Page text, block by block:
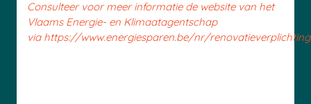
Consulteer voor meer informatie de website van het
Vlaams Energie- en Klimaatagentschap
via https://www.energiesparen.be/nr/